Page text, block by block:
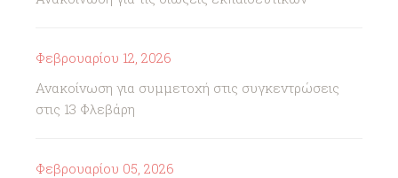
Φεβρουαρίου 12, 2026
Ανακοίνωση για συμμετοχή στις συγκεντρώσεις
στις 13 Φλεβάρη
Φεβρουαρίου 05, 2026